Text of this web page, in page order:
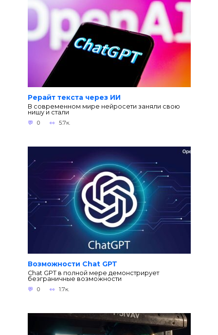
Рерайт текста через ИИ
В современном мире нейросети заняли свою
нишу и стали
0 5.7к.
Возможности Chat GPT
Chat GPT в полной мере демонстрирует
безграничные возможности
0 1.7к.